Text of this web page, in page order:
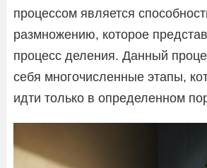
процессом является
размножению, которое
процесс деления. Данный
себя многочисленные этапы,
идти только в определенном